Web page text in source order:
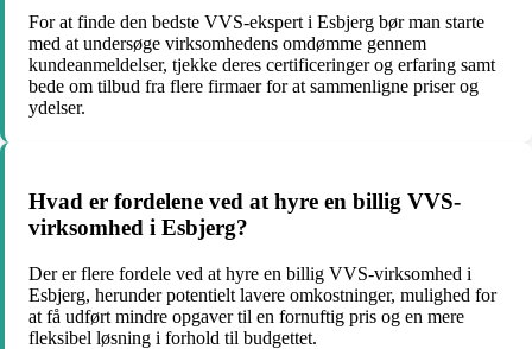
For at finde den bedste VVS-ekspert i Esbjerg bør man starte
med at undersøge virksomhedens omdømme gennem
kundeanmeldelser, tjekke deres certificeringer og erfaring samt
bede om tilbud fra flere firmaer for at sammenligne priser og
ydelser.
Hvad er fordelene ved at hyre en billig VVS-
virksomhed i Esbjerg?
Der er flere fordele ved at hyre en billig VVS-virksomhed i
Esbjerg, herunder potentielt lavere omkostninger, mulighed for
at få udført mindre opgaver til en fornuftig pris og en mere
fleksibel løsning i forhold til budgettet.